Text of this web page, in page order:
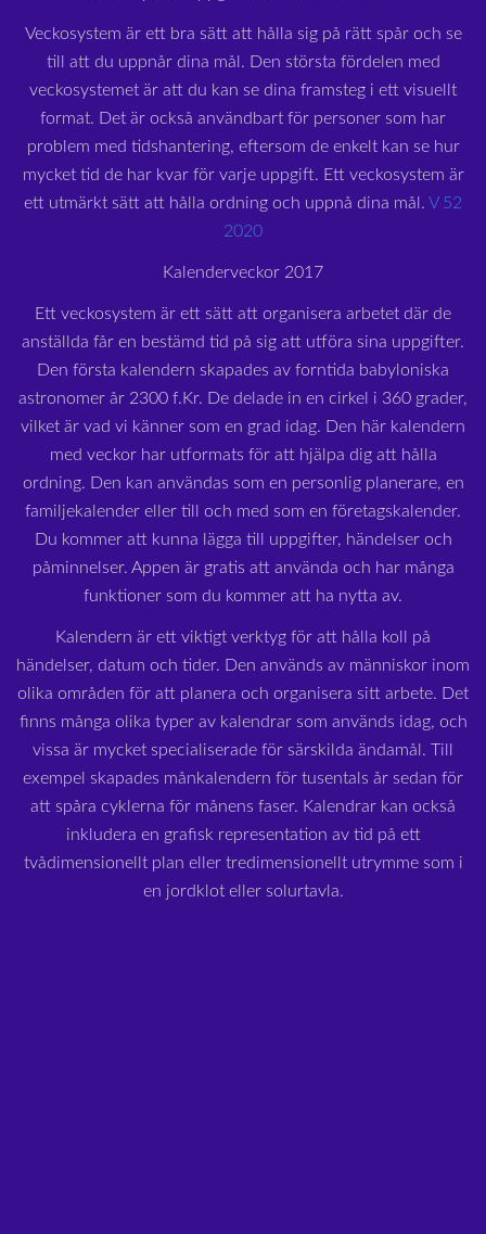
Veckosystem är ett bra sätt att hålla sig på rätt spår och se
till att du uppnår dina mål. Den största fördelen med
veckosystemet är att du kan se dina framsteg i ett visuellt
format. Det är också användbart för personer som har
problem med tidshantering, eftersom de enkelt kan se hur
mycket tid de har kvar för varje uppgift. Ett veckosystem är
ett utmärkt sätt att hålla ordning och uppnå dina mål. V 52
2020
Kalenderveckor 2017
Ett veckosystem är ett sätt att organisera arbetet där de
anställda får en bestämd tid på sig att utföra sina uppgifter.
Den första kalendern skapades av forntida babyloniska
astronomer år 2300 f.Kr. De delade in en cirkel i 360 grader,
vilket är vad vi känner som en grad idag. Den här kalendern
med veckor har utformats för att hjälpa dig att hålla
ordning. Den kan användas som en personlig planerare, en
familjekalender eller till och med som en företagskalender.
Du kommer att kunna lägga till uppgifter, händelser och
påminnelser. Appen är gratis att använda och har många
funktioner som du kommer att ha nytta av.
Kalendern är ett viktigt verktyg för att hålla koll på
händelser, datum och tider. Den används av människor inom
olika områden för att planera och organisera sitt arbete. Det
finns många olika typer av kalendrar som används idag, och
vissa är mycket specialiserade för särskilda ändamål. Till
exempel skapades månkalendern för tusentals år sedan för
att spåra cyklerna för månens faser. Kalendrar kan också
inkludera en grafisk representation av tid på ett
tvådimensionellt plan eller tredimensionellt utrymme som i
en jordklot eller solurtavla.